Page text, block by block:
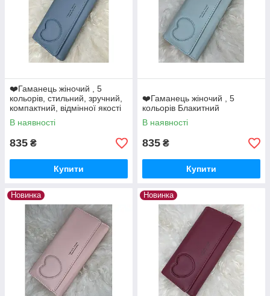
❤️Гаманець жіночий , 5
кольорів, стильний, зручний,
компактний, відмінної якості
В наявності
835 ₴
Купити
❤️Гаманець жіночий , 5
кольорів Блакитний
В наявності
835 ₴
Купити
Новинка Новинка